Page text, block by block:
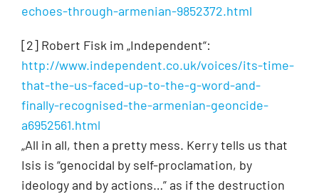
echoes-through-armenian-9852372.html
[2] Robert Fisk im „Independent“:
http://www.independent.co.uk/voices/its-time-
that-the-us-faced-up-to-the-g-word-and-
finally-recognised-the-armenian-geoncide-
a6952561.html
„All in all, then a pretty mess. Kerry tells us that
Isis is “genocidal by self-proclamation, by
ideology and by actions…” as if the destruction